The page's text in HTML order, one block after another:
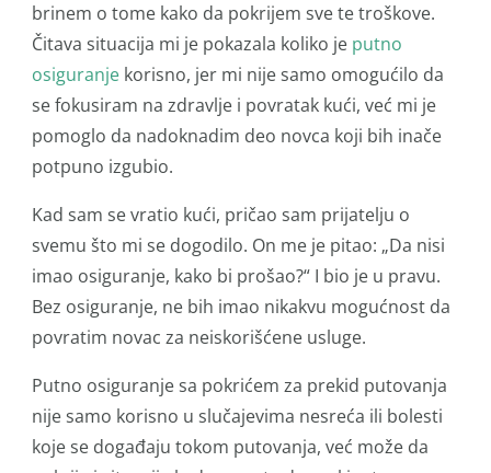
brinem o tome kako da pokrijem sve te troškove.
Čitava situacija mi je pokazala koliko je putno
osiguranje korisno, jer mi nije samo omogućilo da
se fokusiram na zdravlje i povratak kući, već mi je
pomoglo da nadoknadim deo novca koji bih inače
potpuno izgubio.
Kad sam se vratio kući, pričao sam prijatelju o
svemu što mi se dogodilo. On me je pitao: „Da nisi
imao osiguranje, kako bi prošao?“ I bio je u pravu.
Bez osiguranje, ne bih imao nikakvu mogućnost da
povratim novac za neiskorišćene usluge.
Putno osiguranje sa pokrićem za prekid putovanja
nije samo korisno u slučajevima nesreća ili bolesti
koje se događaju tokom putovanja, već može da